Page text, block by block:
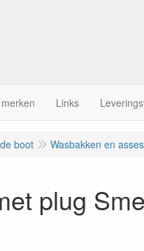
Links
boot Wasbakken en
plug